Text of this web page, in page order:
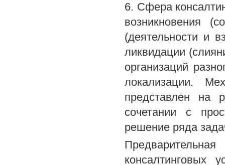
6. Сфера
возникновения
(деятельности и
ликвидации
организаций
локализации.
представлен на
сочетании с
решение ряда
консалтинговых